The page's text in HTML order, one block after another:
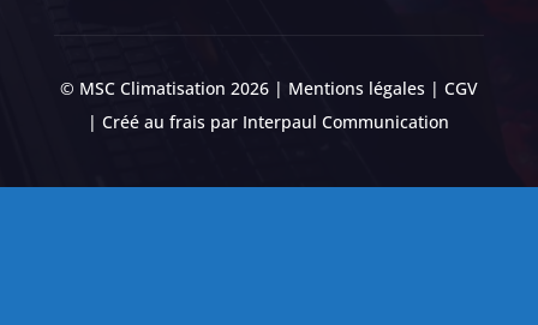
© MSC Climatisation 2026 | Mentions légales| CGV
| Créé au frais par Interpaul Communication